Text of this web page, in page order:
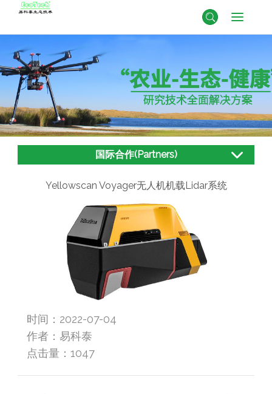
国际合作(Partners)
Yellowscan Voyager无人机机载Lidar系统
时间：2022-07-04
作者：易科泰
点击量：1047